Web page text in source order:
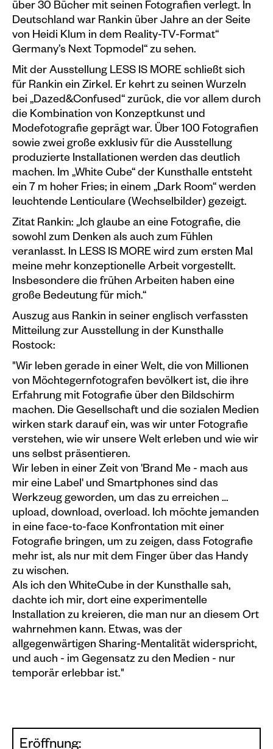
über 30 Bücher mit seinen Fotografien verlegt. In
Deutschland war Rankin über Jahre an der Seite
von Heidi Klum in dem Reality-TV-Format“
Germany’s Next Topmodel“ zu sehen.
Mit der Ausstellung LESS IS MORE schließt sich
für Rankin ein Zirkel. Er kehrt zu seinen Wurzeln
bei „Dazed&Confused“ zurück, die vor allem durch
die Kombination von Konzeptkunst und
Modefotografie geprägt war. Über 100 Fotografien
sowie zwei große exklusiv für die Ausstellung
produzierte Installationen werden das deutlich
machen. Im „White Cube“ der Kunsthalle entsteht
ein 7 m hoher Fries; in einem „Dark Room“ werden
leuchtende Lenticulare (Wechselbilder) gezeigt.
Zitat Rankin: „Ich glaube an eine Fotografie, die
sowohl zum Denken als auch zum Fühlen
veranlasst. In LESS IS MORE wird zum ersten Mal
meine mehr konzeptionelle Arbeit vorgestellt.
Insbesondere die frühen Arbeiten haben eine
große Bedeutung für mich.“
Auszug aus Rankin in seiner englisch verfassten
Mitteilung zur Ausstellung in der Kunsthalle
Rostock:
"Wir leben gerade in einer Welt, die von Millionen
von Möchtegernfotografen bevölkert ist, die ihre
Erfahrung mit Fotografie über den Bildschirm
machen. Die Gesellschaft und die sozialen Medien
wirken stark darauf ein, was wir unter Fotografie
verstehen, wie wir unsere Welt erleben und wie wir
uns selbst präsentieren.
Wir leben in einer Zeit von 'Brand Me - mach aus
mir eine Label' und Smartphones sind das
Werkzeug geworden, um das zu erreichen …
upload, download, overload. Ich möchte jemanden
in eine face-to-face Konfrontation mit einer
Fotografie bringen, um zu zeigen, dass Fotografie
mehr ist, als nur mit dem Finger über das Handy
zu wischen.
Als ich den WhiteCube in der Kunsthalle sah,
dachte ich mir, dort eine experimentelle
Installation zu kreieren, die man nur an diesem Ort
wahrnehmen kann. Etwas, was der
allgegenwärtigen Sharing-Mentalität widerspricht,
und auch - im Gegensatz zu den Medien - nur
temporär erlebbar ist."
Eröffnung: